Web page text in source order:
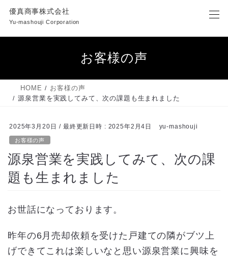
ン
キ
ー
に
優真商事株式会社
Yu-mashouji Corporation
お客様の声
HOME
お客様の声
源泉営業を実践してみて、次の課題も生まれました
2025年3月20日 / 最終更新日時 : 2025年2月4日 yu-mashouji
お客様の声
源泉営業を実践してみて、次の課
題も生まれました
お世話になっております。
昨年の6月売却依頼を受けた戸建ての隣がブツ上
げできてこれは楽しいなと思い源泉営業に興味を